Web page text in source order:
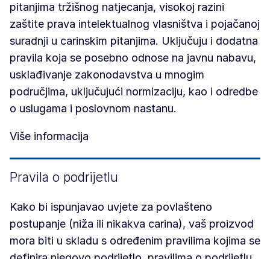
pitanjima tržišnog natjecanja, visokoj razini
zaštite prava intelektualnog vlasništva i pojačanoj
suradnji u carinskim pitanjima. Uključuju i dodatna
pravila koja se posebno odnose na javnu nabavu,
usklađivanje zakonodavstva u mnogim
područjima, uključujući normizaciju, kao i odredbe
o uslugama i poslovnom nastanu.
Više informacija
Pravila o podrijetlu
Kako bi ispunjavao uvjete za povlašteno
postupanje (niža ili nikakva carina), vaš proizvod
mora biti u skladu s određenim pravilima kojima se